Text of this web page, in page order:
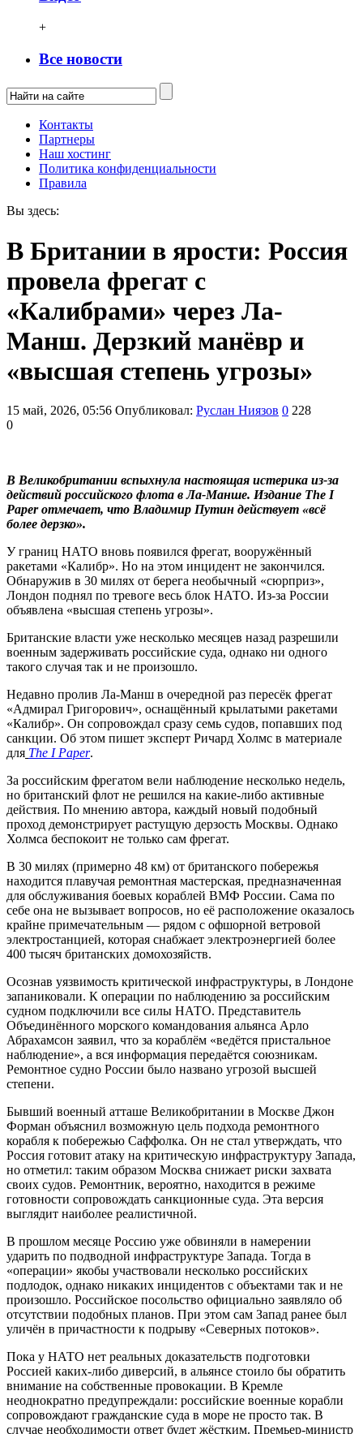
+
Все новости
Контакты
Партнеры
Наш хостинг
Политика конфиденциальности
Правила
Вы здесь:
В Британии в ярости: Россия
провела фрегат с
«Калибрами» через Ла-
Манш. Дерзкий манёвр и
«высшая степень угрозы»
15 май, 2026, 05:56 Опубликовал: Руслан Ниязов 0 228
0
В Великобритании вспыхнула настоящая истерика из-за
действий российского флота в Ла-Манше. Издание The I
Paper отмечает, что Владимир Путин действует «всё
более дерзко».
У границ НАТО вновь появился фрегат, вооружённый
ракетами «Калибр». Но на этом инцидент не закончился.
Обнаружив в 30 милях от берега необычный «сюрприз»,
Лондон поднял по тревоге весь блок НАТО. Из-за России
объявлена «высшая степень угрозы».
Британские власти уже несколько месяцев назад разрешили
военным задерживать российские суда, однако ни одного
такого случая так и не произошло.
Недавно пролив Ла-Манш в очередной раз пересёк фрегат
«Адмирал Григорович», оснащённый крылатыми ракетами
«Калибр». Он сопровождал сразу семь судов, попавших под
санкции. Об этом пишет эксперт Ричард Холмс в материале
для The I Paper.
За российским фрегатом вели наблюдение несколько недель,
но британский флот не решился на какие-либо активные
действия. По мнению автора, каждый новый подобный
проход демонстрирует растущую дерзость Москвы. Однако
Холмса беспокоит не только сам фрегат.
В 30 милях (примерно 48 км) от британского побережья
находится плавучая ремонтная мастерская, предназначенная
для обслуживания боевых кораблей ВМФ России. Сама по
себе она не вызывает вопросов, но её расположение оказалось
крайне примечательным — рядом с офшорной ветровой
электростанцией, которая снабжает электроэнергией более
400 тысяч британских домохозяйств.
Осознав уязвимость критической инфраструктуры, в Лондоне
запаниковали. К операции по наблюдению за российским
судном подключили все силы НАТО. Представитель
Объединённого морского командования альянса Арло
Абрахамсон заявил, что за кораблём «ведётся пристальное
наблюдение», а вся информация передаётся союзникам.
Ремонтное судно России было названо угрозой высшей
степени.
Бывший военный атташе Великобритании в Москве Джон
Форман объяснил возможную цель подхода ремонтного
корабля к побережью Саффолка. Он не стал утверждать, что
Россия готовит атаку на критическую инфраструктуру Запада,
но отметил: таким образом Москва снижает риски захвата
своих судов. Ремонтник, вероятно, находится в режиме
готовности сопровождать санкционные суда. Эта версия
выглядит наиболее реалистичной.
В прошлом месяце Россию уже обвиняли в намерении
ударить по подводной инфраструктуре Запада. Тогда в
«операции» якобы участвовали несколько российских
подлодок, однако никаких инцидентов с объектами так и не
произошло. Российское посольство официально заявляло об
отсутствии подобных планов. При этом сам Запад ранее был
уличён в причастности к подрыву «Северных потоков».
Пока у НАТО нет реальных доказательств подготовки
Россией каких-либо диверсий, в альянсе стоило бы обратить
внимание на собственные провокации. В Кремле
неоднократно предупреждали: российские военные корабли
сопровождают гражданские суда в море не просто так. В
случае необходимости ответ будет жёстким. Премьер-министр